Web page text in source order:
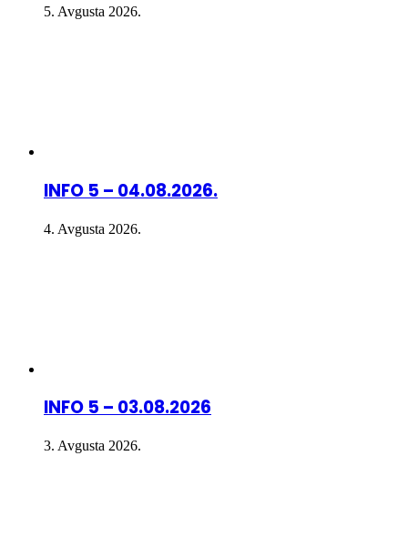
5. Avgusta 2026.
INFO 5 – 04.08.2026.
4. Avgusta 2026.
INFO 5 – 03.08.2026
3. Avgusta 2026.